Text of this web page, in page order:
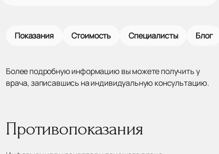
Показания Стоимость Специалисты Блог
Более подробную информацию вы можете получить у
врача, записавшись на индивидуальную консультацию.
Противопоказания